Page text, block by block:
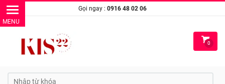
Gọi ngay : 0916 48 02 06
0